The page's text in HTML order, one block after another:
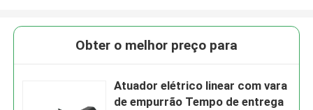
Obter o melhor preço para
Atuador elétrico linear com vara
de empurrão Tempo de entrega